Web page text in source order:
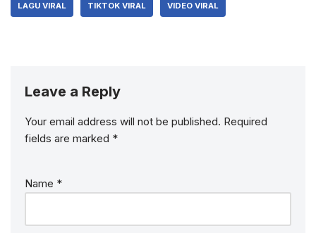
LAGU VIRAL TIKTOK VIRAL VIDEO VIRAL
Leave a Reply
Your email address will not be published. Required
fields are marked *
Name *